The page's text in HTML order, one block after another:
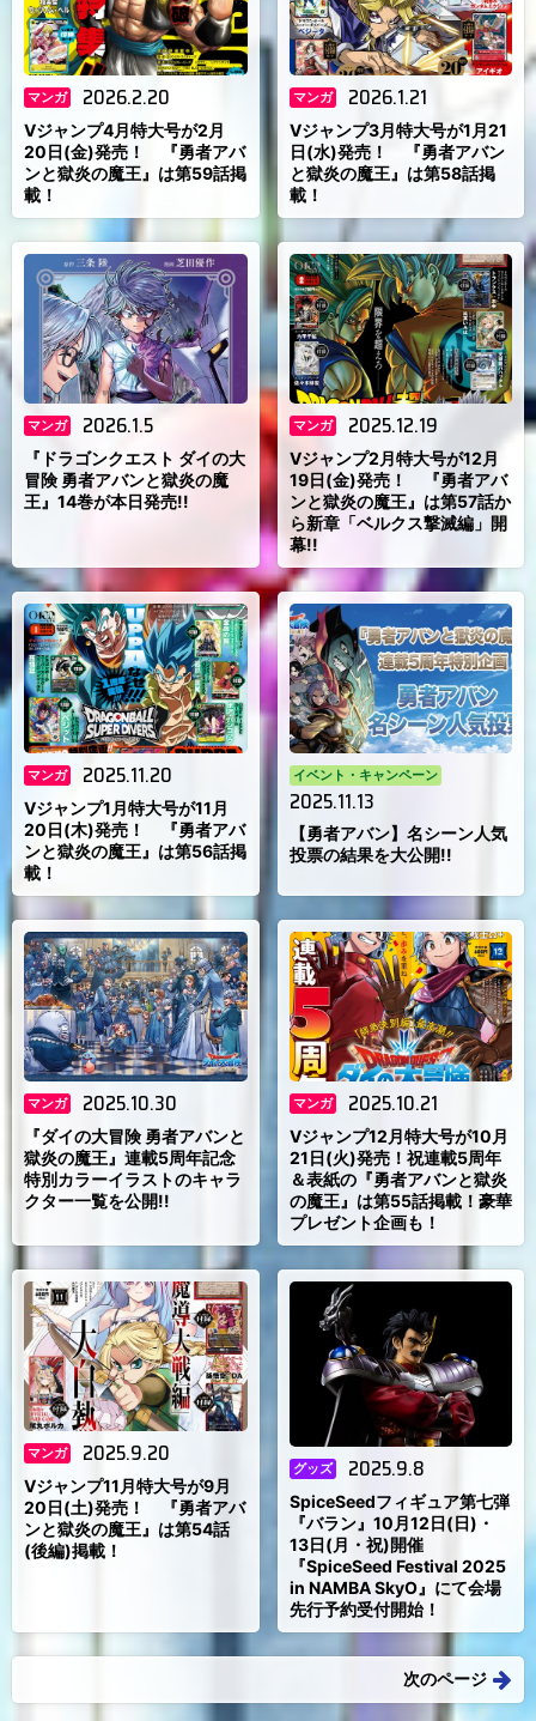
マンガ 2026.2.20
Vジャンプ4月特大号が2月
20日(金)発売！ 『勇者アバ
ンと獄炎の魔王』は第59話掲
載！
マンガ 2026.1.21
Vジャンプ3月特大号が1月21
日(水)発売！ 『勇者アバン
と獄炎の魔王』は第58話掲
載！
マンガ 2026.1.5
『ドラゴンクエスト ダイの大
冒険 勇者アバンと獄炎の魔
王』14巻が本日発売!!
マンガ 2025.12.19
Vジャンプ2月特大号が12月
19日(金)発売！ 『勇者アバ
ンと獄炎の魔王』は第57話か
ら新章「ベルクス撃滅編」開
幕!!
マンガ 2025.11.20
Vジャンプ1月特大号が11月
20日(木)発売！ 『勇者アバ
ンと獄炎の魔王』は第56話掲
載！
イベント・キャンペーン
2025.11.13
【勇者アバン】名シーン人気
投票の結果を大公開!!
マンガ 2025.10.30
『ダイの大冒険 勇者アバンと
獄炎の魔王』連載5周年記念
特別カラーイラストのキャラ
クター一覧を公開!!
マンガ 2025.10.21
Vジャンプ12月特大号が10月
21日(火)発売！祝連載5周年
＆表紙の『勇者アバンと獄炎
の魔王』は第55話掲載！豪華
プレゼント企画も！
マンガ 2025.9.20
Vジャンプ11月特大号が9月
20日(土)発売！ 『勇者アバ
ンと獄炎の魔王』は第54話
(後編)掲載！
グッズ 2025.9.8
SpiceSeedフィギュア第七弾
『バラン』10月12日(日)・
13日(月・祝)開催
『SpiceSeed Festival 2025
in NAMBA SkyO』にて会場
先行予約受付開始！
次のページ